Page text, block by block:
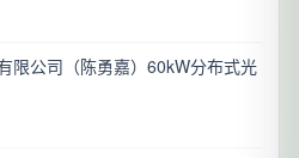
限公司（陈勇嘉）60kW分布式光